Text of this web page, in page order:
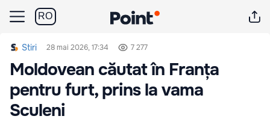
RO
Stiri 28 mai 2026, 17:34 7 277
Moldovean căutat în Franța
pentru furt, prins la vama
Sculeni